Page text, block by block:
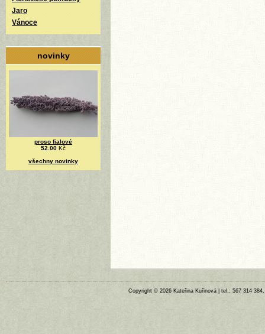
Jaro
Vánoce
novinky
proso fialové
52.00 Kč
všechny novinky
Copyright © 2026 Kateřina Kuřinová | tel.: 567 314